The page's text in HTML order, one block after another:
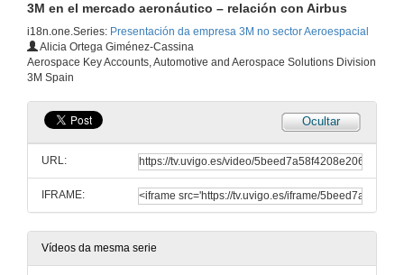
3M en el mercado aeronáutico – relación con Airbus
i18n.one.Series: Presentación da empresa 3M no sector Aeroespacial
Alicia Ortega Giménez-Cassina
Aerospace Key Accounts, Automotive and Aerospace Solutions Division
3M Spain
Ocultar
URL:
IFRAME:
Vídeos da mesma serie